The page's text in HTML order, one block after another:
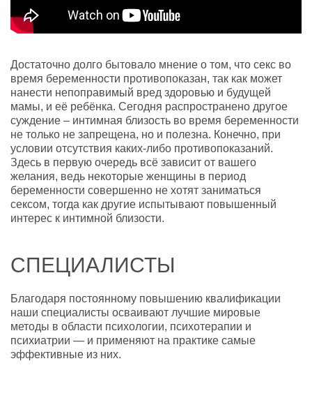
Достаточно долго бытовало мнение о том, что секс во
время беременности противопоказан, так как может
нанести непоправимый вред здоровью и будущей
мамы, и её ребёнка. Сегодня распространено другое
суждение – интимная близость во время беременности
не только не запрещена, но и полезна. Конечно, при
условии отсутствия каких-либо противопоказаний.
Здесь в первую очередь всё зависит от вашего
желания, ведь некоторые женщины в период
беременности совершенно не хотят заниматься
сексом, тогда как другие испытывают повышенный
интерес к интимной близости.
СПЕЦИАЛИСТЫ
Благодаря постоянному повышению квалификации
наши специалисты осваивают лучшие мировые
методы в области психологии, психотерапии и
психиатрии — и применяют на практике самые
эффективные из них.